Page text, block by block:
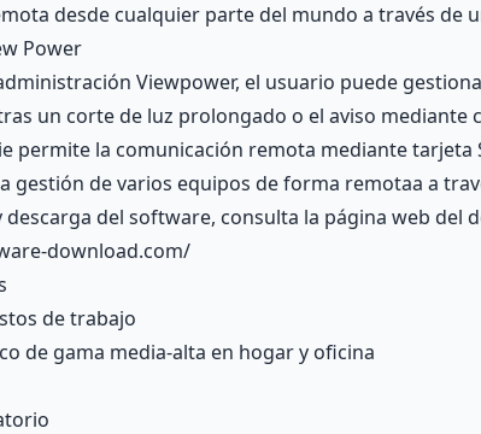
desde cualquier parte del mundo a través de
Power
Viewpower, el usuario puede
un corte de luz prolongado o el aviso mediante
permite la comunicación remota mediante
gestión de varios equipos de forma remotaa a
del software, consulta la página web del
download.com/
de trabajo
de gama media-alta en hogar y oficina